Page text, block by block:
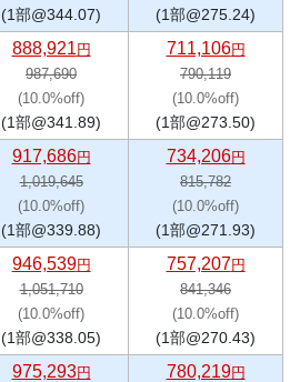
(1部@344.07) (1部@275.24)
888,921円
987,690
(10.0%off)
(1部@341.89)
711,106円
790,119
(10.0%off)
(1部@273.50)
917,686円
1,019,645
(10.0%off)
(1部@339.88)
734,206円
815,782
(10.0%off)
(1部@271.93)
946,539円
1,051,710
(10.0%off)
(1部@338.05)
757,207円
841,346
(10.0%off)
(1部@270.43)
975,293円
780,219円